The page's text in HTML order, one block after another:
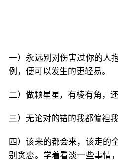
一）永远别对伤害过你的人
例，便可以发生的更轻易。
二）做颗星星，有棱有角，还
三）无论对的错的我都偏袒我
四）该来的都会来，该走的
别贪恋。学着看淡一些事情